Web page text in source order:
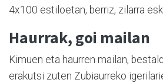
4x100 estiloetan, berriz, zilarra
Haurrak, goi mailan
Kimuen eta haurren mailan,
erakutsi zuten Zubiaurreko